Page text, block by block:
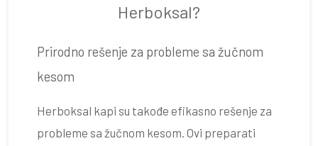
Herboksal?
Prirodno rešenje za probleme sa žučnom
kesom
Herboksal kapi su takođe efikasno rešenje za
probleme sa žučnom kesom. Ovi preparati